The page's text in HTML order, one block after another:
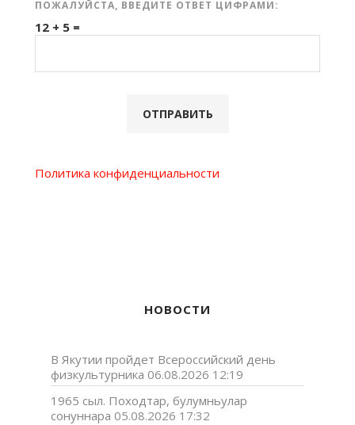
ПОЖАЛУЙСТА, ВВЕДИТЕ ОТВЕТ ЦИФРАМИ:
12 + 5 =
Политика конфиденциальности
НОВОСТИ
В Якутии пройдет Всероссийский день
физкультурника 06.08.2026 12:19
1965 сыл. Походтар, булумньулар
сонуннара 05.08.2026 17:32